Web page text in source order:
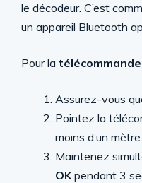
le décodeur. C’est
un appareil Bluetooth
Pour la télécommande
Assurez-vous
Pointez la
moins d’un mètre.
Maintenez
OKpendant 3